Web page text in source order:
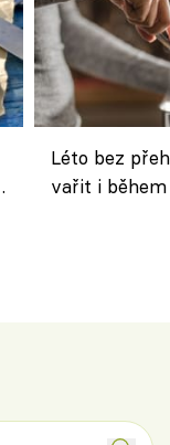
Léto bez
vařit i